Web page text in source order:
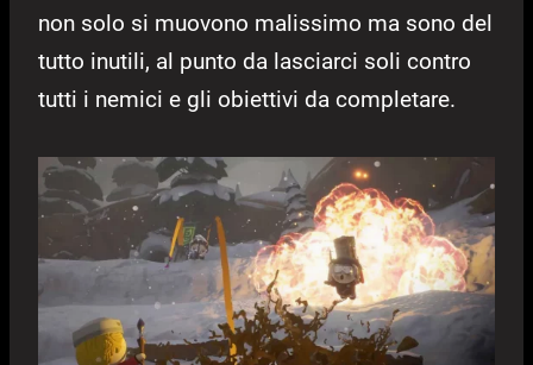
non solo si muovono malissimo ma sono del
tutto inutili, al punto da lasciarci soli contro
tutti i nemici e gli obiettivi da completare.